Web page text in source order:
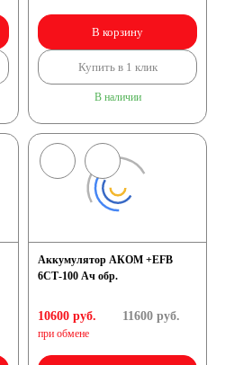
В корзину
Купить в 1 клик
В наличии
Аккумулятор АКОМ +EFB
6СТ-100 Ач обр.
10600 руб.
при обмене
11600руб.